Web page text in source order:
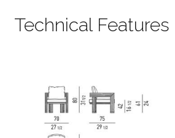
Technical Features